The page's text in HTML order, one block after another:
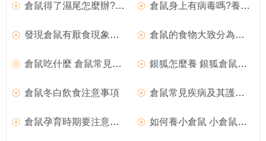
倉鼠得了濕尾怎麼辦?倉鼠濕尾解決措施推薦 倉鼠身上有病毒嗎?養倉鼠的隱患介紹
發現倉鼠有厭食現象怎麼辦 倉鼠的食物大致分為四大類
倉鼠吃什麼 倉鼠常見的營養品 銀狐怎麼養 銀狐倉鼠怎麼選擇最佳配對
倉鼠冬白飲食注意事項 倉鼠常見疾病及其護理防治
倉鼠孕育時期要注意的事項 如何養小倉鼠 小倉鼠如何飼養